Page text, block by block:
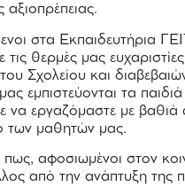
στα Εκπαιδευτήρια
τις θερμές μας
Σχολείου και
εμπιστεύονται τα
να εργαζόμαστε με βαθιά
των μαθητών μας.
αφοσιωμένοι στον
από την ανάπτυξη της